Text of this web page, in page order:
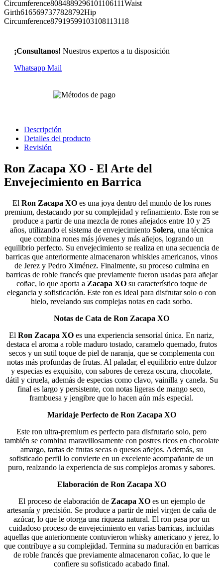
Circumference8084889296101106111Waist
Girth6165697377828792Hip
Circumference87919599103108113118
¡Consultanos! Nuestros expertos a tu disposición
Whatsapp Mail
Descripción
Detalles del producto
Revisión
Ron Zacapa XO - El Arte del
Envejecimiento en Barrica
El Ron Zacapa XOes una joya dentro del mundo de los rones
premium, destacando por su complejidad y refinamiento. Este ron se
produce a partir de una mezcla de rones añejados entre 10 y 25
años, utilizando el sistema de envejecimiento Solera, una técnica
que combina rones más jóvenes y más añejos, logrando un
equilibrio perfecto. Su envejecimiento se realiza en una secuencia de
barricas que anteriormente almacenaron whiskies americanos, vinos
de Jerez y Pedro Ximénez. Finalmente, su proceso culmina en
barricas de roble francés que previamente fueron usadas para añejar
coñac, lo que aporta a Zacapa XOsu característico toque de
elegancia y sofisticación. Este ron es ideal para disfrutar solo o con
hielo, revelando sus complejas notas en cada sorbo.
Notas de Cata de Ron Zacapa XO
El Ron Zacapa XO es una experiencia sensorial única. En nariz,
destaca el aroma a roble maduro tostado, caramelo quemado, frutos
secos y un sutil toque de piel de naranja, que se complementa con
notas más profundas de frutas. Al paladar, el equilibrio entre dulzor
y especias es exquisito, con sabores de cereza oscura, chocolate,
dátil y ciruela, además de especias como clavo, vainilla y canela. Su
final es largo y persistente, con notas ligeras de mango seco,
frambuesa y jengibre que lo hacen aún más especial.
Maridaje Perfecto de Ron Zacapa XO
Este ron ultra-premium es perfecto para disfrutarlo solo, pero
también se combina maravillosamente con postres ricos en chocolate
amargo, tartas de frutas secas o quesos añejos. Además, su
sofisticado perfil lo convierte en un excelente acompañante de un
puro, realzando la experiencia de sus complejos aromas y sabores.
Elaboración de Ron Zacapa XO
El proceso de elaboración de Zacapa XOes un ejemplo de
artesanía y precisión. Se produce a partir de miel virgen de caña de
azúcar, lo que le otorga una riqueza natural. El ron pasa por un
cuidadoso proceso de envejecimiento en varias barricas, incluidas
aquellas que anteriormente contuvieron whisky americano y jerez, lo
que contribuye a su complejidad. Termina su maduración en barricas
de roble francés que previamente almacenaron coñac, lo que le
confiere su sofisticado acabado final.